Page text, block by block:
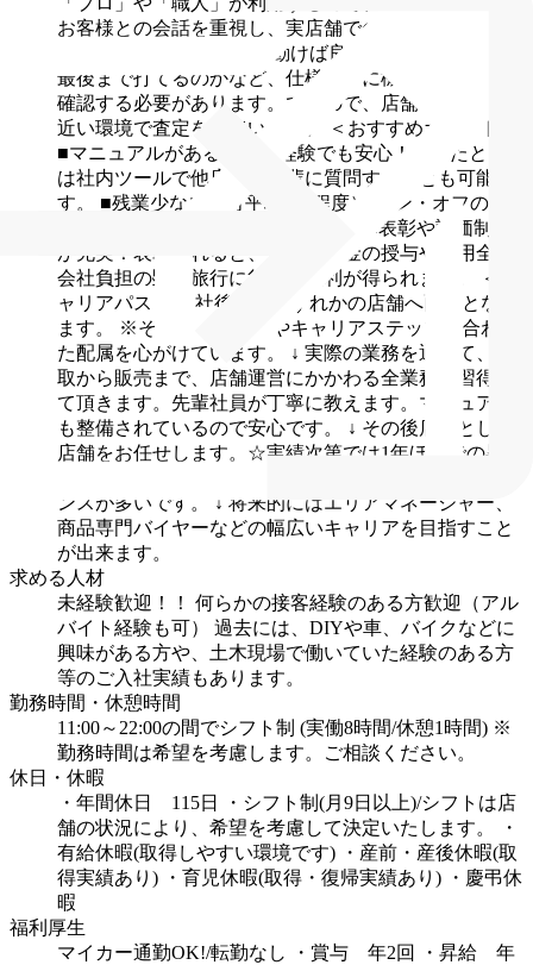
お客様との会話を重視し、実店舗での査定や販売に力
工具は動けば良いのではなく、釘が
最後まで打てるのかなど、仕様通りに機能するかまで
確認する必要があります。ですので、店舗では現場に
近い環境で査定をしています。
＜おすすめポイント＞
■マニュアルがあるので未経験でも安心！困ったとき
は社内ツールで他店舗の先輩に質問することも可能で
す。
■残業少なめ（月平均20h程度）!オン・オフのメ
■表彰や評価制度
が充実！表彰されると、別途報奨金の授与や費用全額
会社負担の顕彰旅行に行ける権利が得られます。
＜キ
ャリアパス＞
入社後は、いずれかの店舗へ配属となり
ます。
※その方のご経験やキャリアステップに合わせ
た配属を心がけています。
↓ 実際の業務を通じて、買
取から販売まで、店舗運営にかかわる全業務を習得し
て頂きます。先輩社員が丁寧に教えます。マニュアル
も整備されているので安心です。
↓ その後店長として1
店舗をお任せします。☆実績次第では1年ほどでの昇進
ンスが多いです。
↓ 将来的にはエリアマネージャー、
商品専門バイヤーなどの幅広いキャリアを目指すこと
が出来ます。
求める人材
未経験歓迎！！
何らかの接客経験のある方歓迎（アル
バイト経験も可）
過去には、DIYや車、バイクなどに
興味がある方や、土木現場で働いていた経験のある方
等のご入社実績もあります。
勤務時間・休憩時間
11:00～22:00の間でシフト制 (実働8時間/休憩1時間) ※
勤務時間は希望を考慮します。ご相談ください。
休日・休暇
・年間休日 115日
・シフト制(月9日以上)/シフトは店
舗の状況により、希望を考慮して決定いたします。
・
有給休暇(取得しやすい環境です)
・産前・産後休暇(取
得実績あり)
・育児休暇(取得・復帰実績あり)
・慶弔休
暇
福利厚生
マイカー通勤OK!/転勤なし
・賞与 年2回
・昇給 年